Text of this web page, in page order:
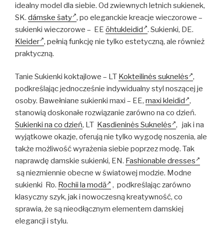
idealny model dla siebie. Od zwiewnych letnich sukienek,
SK. dámske šaty , po eleganckie kreacje wieczorowe –
sukienki wieczorowe – EE õhtukleidid . Sukienki, DE.
Kleider , pełnią funkcję nie tylko estetyczną, ale również
praktyczną.
Tanie Sukienki koktajlowe – LT Kokteilinės suknelės ,
podkreślając jednocześnie indywidualny styl noszącej je
osoby. Bawełniane sukienki maxi – EE, maxi kleidid
,
stanowią doskonałe rozwiązanie zarówno na co dzień.
Sukienki na co dzień, LT Kasdieninės Suknelės , jak i na
wyjątkowe okazje, oferują nie tylko wygodę noszenia, ale
także możliwość wyrażenia siebie poprzez modę. Tak
naprawdę damskie sukienki, EN. Fashionable dresses
są niezmiennie obecne w światowej modzie. Modne
sukienki Ro. Rochii la modă
, podkreślając zarówno
klasyczny szyk, jak i nowoczesną kreatywność, co
sprawia, że są nieodłącznym elementem damskiej
elegancji i stylu.